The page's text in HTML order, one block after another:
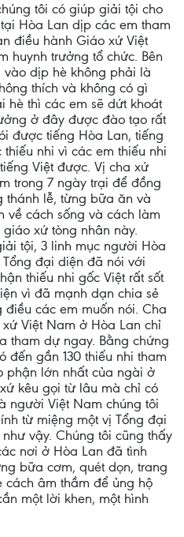
tôi có giúp giải tội cho
Hòa Lan dịp các em tham
điều hành Giáo xứ Việt
huynh trưởng tổ chức. Bên
dịp hè không phải là
thích và không có gì
hè thì các em sẽ dứt khoát
ở đây được đào tạo rất
được tiếng Hòa Lan, tiếng
nhi vì các em thiếu nhi
Việt được. Vị cha xứ
trong 7 ngày trại để đồng
thánh lễ, từng bữa ăn và
về cách sống và cách làm
xứ tòng nhân này.
tội, 3 linh mục người Hòa
đại diện đã nói với
thiếu nhi gốc Việt rất sốt
vì đã mạnh dạn chia sẻ
các em muốn nói. Cha
Việt Nam ở Hòa Lan chỉ
tham dự ngay. Bằng chứng
đến gần 130 thiếu nhi tham
phận lớn nhất của ngài ở
kêu gọi từ lâu mà chỉ có
người Việt Nam chúng tôi
từ miệng một vị Tổng đại
vậy. Chúng tôi cũng thấy
nơi ở Hòa Lan đã tình
bữa cơm, quét dọn, trang
âm thầm để ủng hộ
một lời khen, một hình